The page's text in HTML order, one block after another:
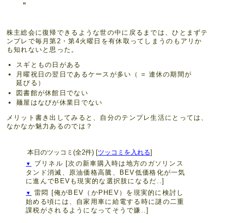
株主総会に復帰できるような世の中に戻るまでは、ひとまずテ
ンプレで毎月第2・第4火曜日を有休取ってしまうのもアリか
も知れないと思った。
スギともの日がある
月曜祝日の翌日であるケースが多い（ = 連休の期間が
延びる）
図書館が休館日でない
麺屋はなびが休業日でない
メリット書き出してみると、自分のテンプレ生活にとっては、
なかなか魅力あるのでは？
本日のツッコミ(全2件) [ツッコミを入れる]
▼ ブリネル [次の新車購入時は地方のガソリンス
タンド消滅、原油価格高騰、BEV低価格化が一気
に進んでBEVも現実的な選択肢になるだ..]
▼ 雷悶
[俺がBEV（かPHEV）を現実的に検討し
始める頃には、自家用車に給電する時に謎の二重
課税がされるようになってそうで嫌..]